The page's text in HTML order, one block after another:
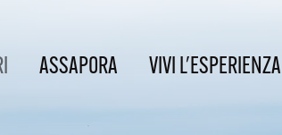
ASSAPORA VIVI L'ESPERIENZA